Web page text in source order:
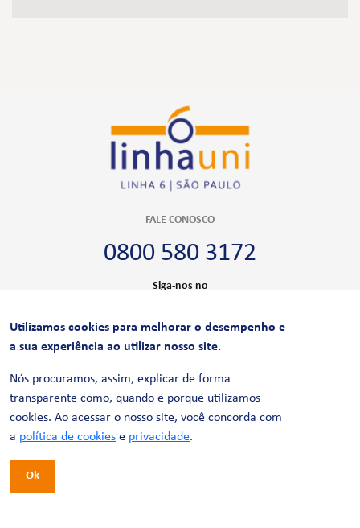
FALE CONOSCO
0800 580 3172
Siga-nos no
CERTIFICAÇÕES
Utilizamos cookies para melhorar o desempenho e
a sua experiência ao utilizar nosso site.
Nós procuramos, assim, explicar de forma
transparente como, quando e porque utilizamos
cookies. Ao acessar o nosso site, você concorda com
a política de cookies e privacidade.
Ok